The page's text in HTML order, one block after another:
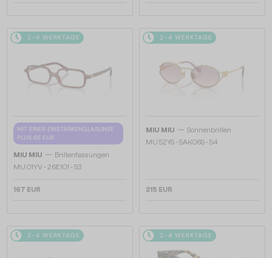
2-4 WERKTAGE
MIT EINER EINSTÄRKENGLASLINSE
PLUS 65 EUR
MIU MIU — Brillenfassungen
MU 01YV - 26E1O1 - 53
167 EUR
2-4 WERKTAGE
MIU MIU — Sonnenbrillen
MU 52YS - ​5AK06S - ​54
215 EUR
2-4 WERKTAGE 2-4 WERKTAGE